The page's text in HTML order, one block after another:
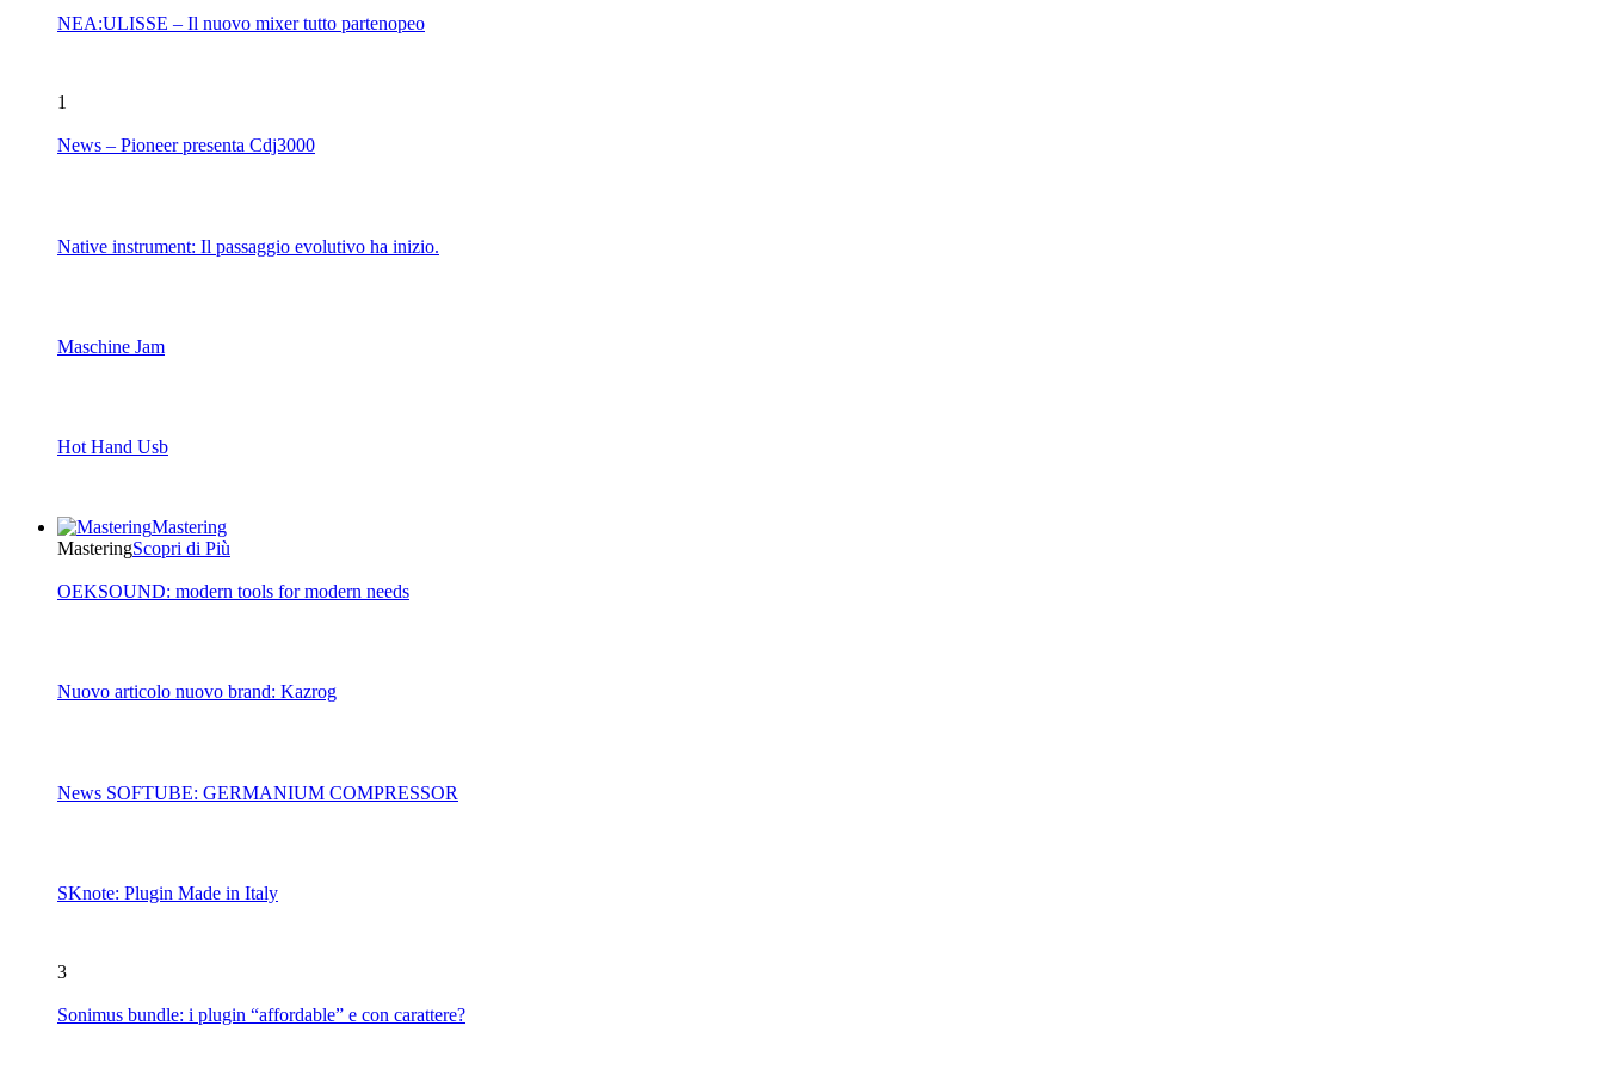
NEA:ULISSE – Il nuovo mixer tutto partenopeo
1
News – Pioneer presenta Cdj3000
Native instrument: Il passaggio evolutivo ha inizio.
Maschine Jam
Hot Hand Usb
Mastering
MasteringScopri di Più
OEKSOUND: modern tools for modern needs
Nuovo articolo nuovo brand: Kazrog
News SOFTUBE: GERMANIUM COMPRESSOR
SKnote: Plugin Made in Italy
3
Sonimus bundle: i plugin “affordable” e con carattere?